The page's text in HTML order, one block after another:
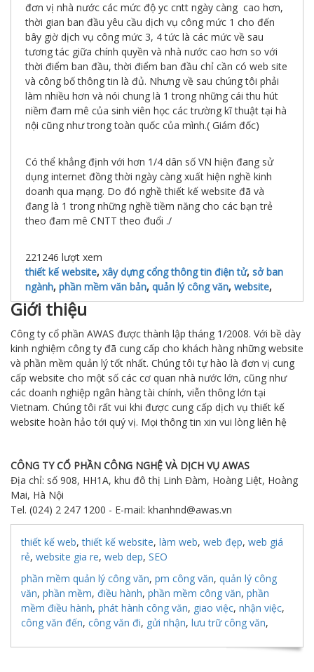
đơn vị nhà nước các mức độ yc cntt ngày càng cao hơn,
thời gian ban đầu yêu cầu dịch vụ công mức 1 cho đến
bây giờ dịch vụ công mức 3, 4 tức là các mức về sau
tương tác giữa chính quyền và nhà nước cao hơn so với
thời điểm ban đầu, thời điểm ban đầu chỉ cần có web site
và công bố thông tin là đủ. Nhưng về sau chúng tôi phải
làm nhiều hơn và nói chung là 1 trong những cái thu hút
niềm đam mê của sinh viên học các trường kĩ thuật tại hà
nội cũng như trong toàn quốc của mình.( Giám đốc)
Có thể khẳng định với hơn 1/4 dân số VN hiện đang sử
dụng internet đồng thời ngày càng xuất hiện nghề kinh
doanh qua mạng. Do đó nghề thiết kế website đã và
đang là 1 trong những nghề tiềm năng cho các bạn trẻ
theo đam mê CNTT theo đuổi ./
221246 lượt xem
thiết kế website, xây dựng cổng thông tin điện tử, sở ban
ngành, phần mềm văn bản, quản lý công văn, website,
Giới thiệu
Công ty cổ phần AWAS được thành lập tháng 1/2008. Với bề dày
kinh nghiệm công ty đã cung cấp cho khách hàng những website
và phần mềm quản lý tốt nhất. Chúng tôi tự hào là đơn vị cung
cấp website cho một số các cơ quan nhà nước lớn, cũng như
các doanh nghiệp ngân hàng tài chính, viễn thông lớn tại
Vietnam. Chúng tôi rất vui khi được cung cấp dịch vụ thiết kế
website hoàn hảo tới quý vị. Mọi thông tin xin vui lòng liên hệ
CÔNG TY CỔ PHẦN CÔNG NGHỆ VÀ DỊCH VỤ AWAS
Địa chỉ: số 908, HH1A, khu đô thị Linh Đàm, Hoàng Liệt, Hoàng
Mai, Hà Nội
Tel. (024) 2 247 1200 - E-mail: khanhnd@awas.vn
thiết kế web,thiết kế website, làm web, web đẹp, web giá
rẻ, website gia re, web dep, SEO
phần mềm quản lý công văn, pm công văn, quản lý công
văn, phần mềm, điều hành, phần mềm công văn, phần
mềm điều hành, phát hành công văn, giao việc, nhận việc,
công văn đến, công văn đi, gửi nhận, lưu trữ công văn,